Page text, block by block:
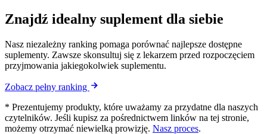
Znajdź idealny suplement dla siebie
Nasz niezależny ranking pomaga porównać najlepsze dostępne
suplementy. Zawsze skonsultuj się z lekarzem przed rozpoczęciem
przyjmowania jakiegokolwiek suplementu.
Zobacz pełny ranking
* Prezentujemy produkty, które uważamy za przydatne dla naszych
czytelników. Jeśli kupisz za pośrednictwem linków na tej stronie,
możemy otrzymać niewielką prowizję. Nasz proces.